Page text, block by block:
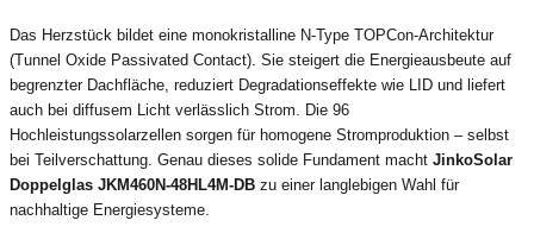
Das Herzstück bildet eine monokristalline N-Type TOPCon-Architektur
(Tunnel Oxide Passivated Contact). Sie steigert die Energieausbeute auf
begrenzter Dachfläche, reduziert Degradationseffekte wie LID und liefert
auch bei diffusem Licht verlässlich Strom. Die 96
Hochleistungssolarzellen sorgen für homogene Stromproduktion – selbst
bei Teilverschattung. Genau dieses solide Fundament macht JinkoSolar
Doppelglas JKM460N-48HL4M-DB zu einer langlebigen Wahl für
nachhaltige Energiesysteme.